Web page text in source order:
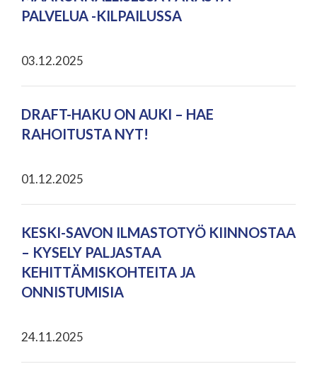
PALVELUA -KILPAILUSSA
03.12.2025
DRAFT-HAKU ON AUKI – HAE
RAHOITUSTA NYT!
01.12.2025
KESKI-SAVON ILMASTOTYÖ KIINNOSTAA
– KYSELY PALJASTAA
KEHITTÄMISKOHTEITA JA
ONNISTUMISIA
24.11.2025